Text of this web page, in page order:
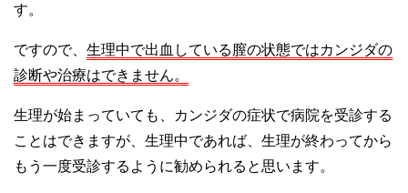
す。
ですので、 生理中で出血している膣の状態ではカンジダの
診断や治療はできません。
生理が始まっていても、カンジダの症状で病院を受診する
ことはできますが、生理中であれば、生理が終わってから
もう一度受診するように勧められると思います。